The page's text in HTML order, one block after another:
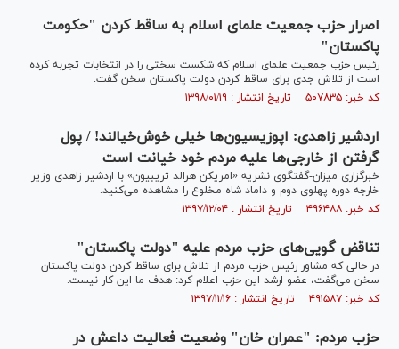
اصرار حزب جمعیت علمای اسلام به ساقط کردن "حکومت
پاکستان"
رئیس حزب جمعیت علمای اسلام که شکست سختی را در انتخابات تجربه کرده
است از تلاش جدی برای ساقط کردن دولت پاکستان سخن گفت.
کد خبر: ۵۰۷۸۳۵ تاریخ انتشار : ۱۳۹۸/۰۱/۱۹
اردشیر زاهدی: اپوزیسیون‌ها خیلی خوش‌خیالند! / پول
گرفتن از خارجی‌ها علیه مردم خود خیانت است
خبرگزاری میزان-گفتگوی نشریه «امریکن هرالد تریبیون» با اردشیر زاهدی وزیر
خارجه دوره پهلوی دوم و داماد شاه مخلوع را مشاهده می‌کنید.
کد خبر: ۴۹۶۴۸۸ تاریخ انتشار : ۱۳۹۷/۱۲/۰۴
تناقض گویی‌های حزب مردم علیه "دولت پاکستان"
در حالی که مشاور رئیس حزب مردم از تلاش برای ساقط کردن دولت پاکستان
سخن می‌گفت، عضو ارشد این حزب اعلام کرد: هدف ما این کار نیست.
کد خبر: ۴۹۱۵۸۷ تاریخ انتشار : ۱۳۹۷/۱۱/۱۶
حزب مردم: "عمران خان" وضعیت فعالیت داعش در